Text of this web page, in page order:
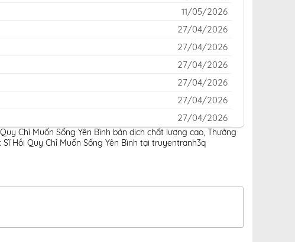
11/05/2026
27/04/2026
27/04/2026
27/04/2026
27/04/2026
27/04/2026
27/04/2026
27/04/2026
27/04/2026
Chỉ Muốn Sống Yên Bình bản dịch chất lượng cao, Thưởng
Hồi Quy Chỉ Muốn Sống Yên Bình tại truyentranh3q